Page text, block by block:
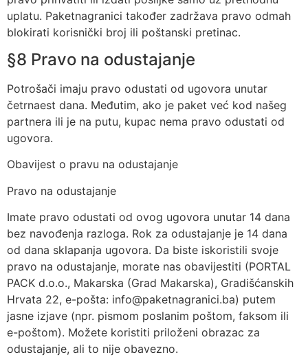
uplatu. Paketnagranici također zadržava pravo odmah
blokirati korisnički broj ili poštanski pretinac.
§8 Pravo na odustajanje
Potrošači imaju pravo odustati od ugovora unutar
četrnaest dana. Međutim, ako je paket već kod našeg
partnera ili je na putu, kupac nema pravo odustati od
ugovora.
Obavijest o pravu na odustajanje
Pravo na odustajanje
Imate pravo odustati od ovog ugovora unutar 14 dana
bez navođenja razloga. Rok za odustajanje je 14 dana
od dana sklapanja ugovora. Da biste iskoristili svoje
pravo na odustajanje, morate nas obavijestiti (PORTAL
PACK d.o.o., Makarska (Grad Makarska), Gradišćanskih
Hrvata 22, e-pošta: info@paketnagranici.ba) putem
jasne izjave (npr. pismom poslanim poštom, faksom ili
e-poštom). Možete koristiti priloženi obrazac za
odustajanje, ali to nije obavezno.